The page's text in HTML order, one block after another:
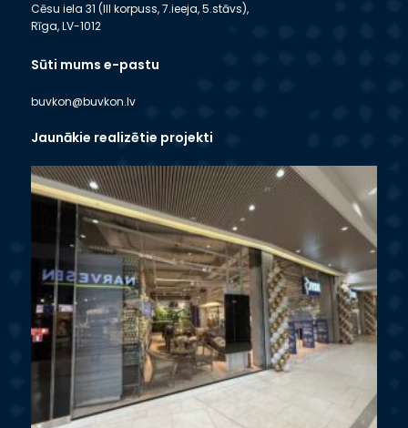
Cēsu iela 31 (III korpuss, 7.ieeja, 5.stāvs),
Rīga, LV-1012
Sūti mums e-pastu
buvkon@buvkon.lv
Jaunākie realizētie projekti